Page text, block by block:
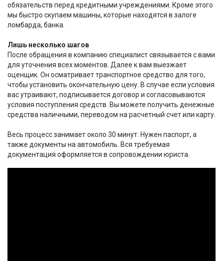
обязательств перед кредитными учреждениями. Кроме этого
мы быстро скупаем машины, которые находятся в залоге
ломбарда, банка.
Лишь несколько шагов
После обращения в компанию специалист связывается с вами
для уточнения всех моментов. Далее к вам выезжает
оценщик. Он осматривает транспортное средство для того,
чтобы установить окончательную цену. В случае если условия
вас утраивают, подписывается договор и согласовываются
условия поступления средств. Вы можете получить денежные
средства наличными, переводом на расчетный счет или карту.
Весь процесс занимает около 30 минут. Нужен паспорт, а
также документы на автомобиль. Вся требуемая
документация оформляется в сопровождении юриста.